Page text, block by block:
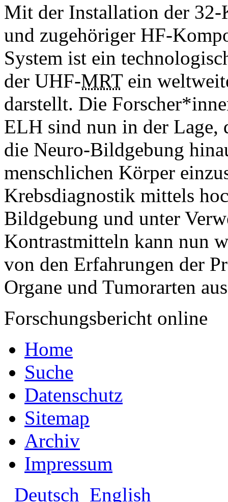
Mit der Installation der 32-
und zugehöriger HF-
System ist ein
der UHF-MRTein
darstellt. Die
ELH sind nun in der Lage,
die Neuro-Bildgebung
menschlichen Körper
Krebsdiagnostik mittels
Bildgebung und unter
Kontrastmitteln kann nun
von den Erfahrungen der
Organe und Tumorarten
Forschungsbericht online
Home
Suche
Datenschutz
Sitemap
Archiv
Impressum
Deutsch English